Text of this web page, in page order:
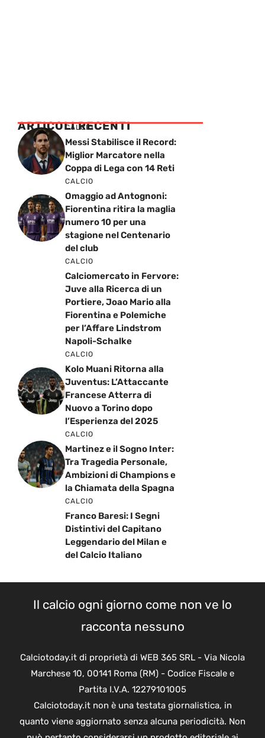
ARTICOLI RECENTI
CALCIO
Messi Stabilisce il Record:
Miglior Marcatore nella
Coppa di Lega con 14 Reti
CALCIO
Omaggio ad Antognoni:
Fiorentina ritira la maglia
numero 10 per una
stagione nel Centenario
del club
CALCIO
Calciomercato in Fervore:
Juve alla Ricerca di un
Portiere, Joao Mario alla
Fiorentina e Polemiche
per l’Affare Lindstrom
Napoli-Schalke
CALCIO
Kolo Muani Ritorna alla
Juventus: L’Attaccante
Francese Atterra di
Nuovo a Torino dopo
l’Esperienza del 2025
CALCIO
Martinez e il Sogno Inter:
Tra Tragedia Personale,
Ambizioni di Champions e
la Chiamata della Spagna
CALCIO
Franco Baresi: I Segni
Distintivi del Capitano
Leggendario del Milan e
del Calcio Italiano
Il calcio ogni giorno come non ve lo
racconta nessuno
Calciotoday.it di proprietà di WEB 365 SRL - Via Nicola
Marchese 10, 00141 Roma (RM) - Codice Fiscale e
Partita I.V.A. 12279101005
Calciotoday.it non è una testata giornalistica, in
quanto viene aggiornato senza alcuna periodicità. Non